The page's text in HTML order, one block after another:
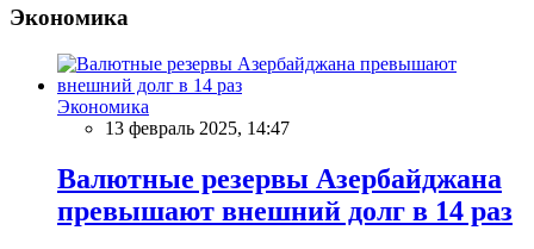
Экономика
Экономика
13 февраль 2025, 14:47
Валютные резервы Азербайджана
превышают внешний долг в 14 раз